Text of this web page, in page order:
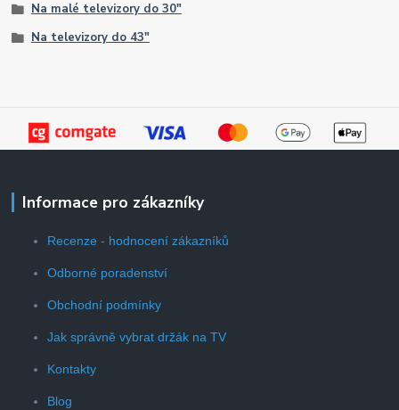
Na malé televizory do 30"
Na televizory do 43"
Informace pro zákazníky
Recenze - hodnocení zákazníků
Odborné poradenství
Obchodní podmínky
Jak správně vybrat držák na TV
Kontakty
Blog